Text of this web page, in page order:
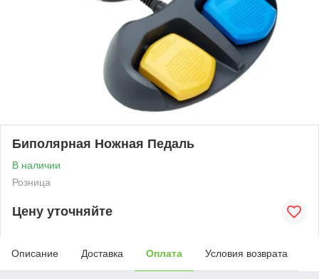
Биполярная Ножная Педаль
В наличии
Розница
Цену уточняйте
Описание Доставка Оплата Условия возврата